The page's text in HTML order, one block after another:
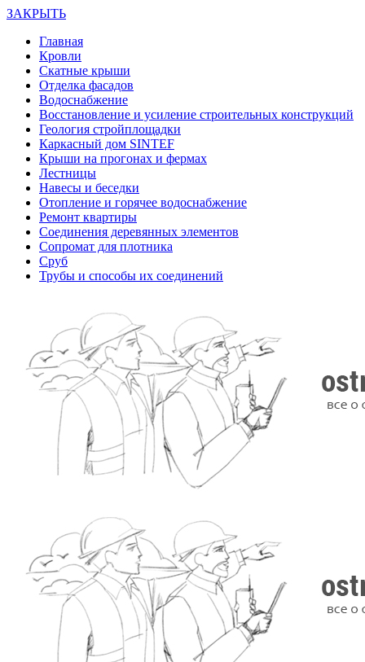
ЗАКРЫТЬ
Главная
Кровли
Скатные крыши
Отделка фасадов
Водоснабжение
Восстановление и усиление строительных конструкций
Геология стройплощадки
Каркасный дом SINTEF
Крыши на прогонах и фермах
Лестницы
Навесы и беседки
Отопление и горячее водоснабжение
Ремонт квартиры
Соединения деревянных элементов
Сопромат для плотника
Сруб
Трубы и способы их соединений